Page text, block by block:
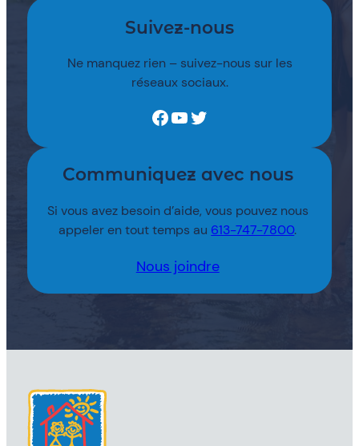
Suivez-nous
Ne manquez rien – suivez-nous sur les
réseaux sociaux.
Facebook YouTube Twitter
Communiquez avec nous
Si vous avez besoin d’aide, vous pouvez nous
appeler en tout temps au 613-747-7800.
Nous joindre